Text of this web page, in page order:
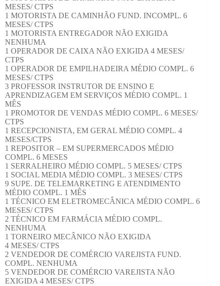
MESES/ CTPS
1 MOTORISTA DE CAMINHÃO FUND. INCOMPL. 6
MESES/ CTPS
1 MOTORISTA ENTREGADOR NÃO EXIGIDA
NENHUMA
1 OPERADOR DE CAIXA NÃO EXIGIDA 4 MESES/
CTPS
1 OPERADOR DE EMPILHADEIRA MÉDIO COMPL. 6
MESES/ CTPS
3 PROFESSOR INSTRUTOR DE ENSINO E
APRENDIZAGEM EM SERVIÇOS MÉDIO COMPL. 1
MÊS
1 PROMOTOR DE VENDAS MÉDIO COMPL. 6 MESES/
CTPS
1 RECEPCIONISTA, EM GERAL MÉDIO COMPL. 4
MESES/CTPS
1 REPOSITOR – EM SUPERMERCADOS MÉDIO
COMPL. 6 MESES
1 SERRALHEIRO MÉDIO COMPL. 5 MESES/ CTPS
1 SOCIAL MEDIA MÉDIO COMPL. 3 MESES/ CTPS
9 SUPE. DE TELEMARKETING E ATENDIMENTO
MÉDIO COMPL. 1 MÊS
1 TÉCNICO EM ELETROMECÂNICA MÉDIO COMPL. 6
MESES/ CTPS
2 TÉCNICO EM FARMÁCIA MÉDIO COMPL.
NENHUMA
1 TORNEIRO MECÂNICO NÃO EXIGIDA
4 MESES/ CTPS
2 VENDEDOR DE COMÉRCIO VAREJISTA FUND.
COMPL. NENHUMA
5 VENDEDOR DE COMÉRCIO VAREJISTA NÃO
EXIGIDA 4 MESES/ CTPS